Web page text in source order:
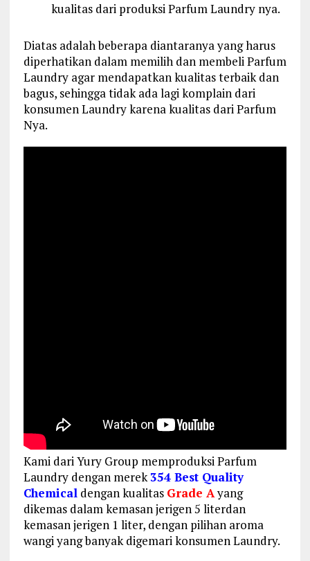
kualitas dari produksi Parfum Laundry nya.
Diatas adalah beberapa diantaranya yang harus
diperhatikan dalam memilih dan membeli Parfum
Laundry agar mendapatkan kualitas terbaik dan
bagus, sehingga tidak ada lagi komplain dari
konsumen Laundry karena kualitas dari Parfum
Nya.
Kami dari Yury Group memproduksi Parfum
Laundry dengan merek354 Best Quality
Chemical dengan kualitas Grade Ayang
dikemas dalam kemasan jerigen 5 literdan
kemasan jerigen 1 liter, dengan pilihan aroma
wangi yang banyak digemari konsumen Laundry.